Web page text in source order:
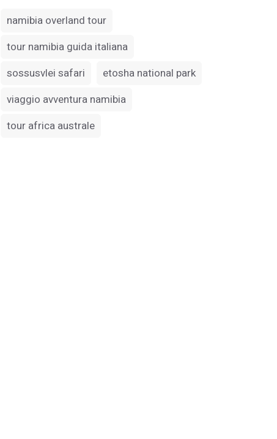
namibia overland tour
tour namibia guida italiana
sossusvlei safari
etosha national park
viaggio avventura namibia
tour africa australe